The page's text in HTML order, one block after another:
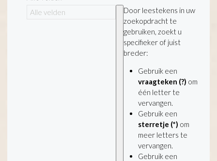
Door leestekens in uw
zoekopdracht te
gebruiken, zoekt u
specifieker of juist
breder:
Gebruik een
vraagteken (?) om
één letter te
vervangen.
Gebruik een
sterretje (*) om
meer letters te
vervangen.
Gebruik een